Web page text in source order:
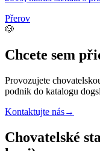
Přerov
🐶
Chcete sem
Provozujete
podnik do katalogu
Kontaktujte nás→
Chovatelské